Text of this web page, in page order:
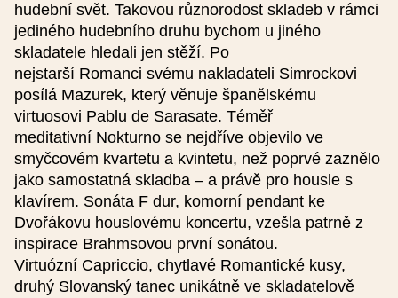
hudební svět. Takovou různorodost skladeb v rámci
jediného hudebního druhu bychom u jiného
skladatele hledali jen stěží. Po
nejstarší Romanci svému nakladateli Simrockovi
posílá Mazurek, který věnuje španělskému
virtuosovi Pablu de Sarasate. Téměř
meditativní Nokturno se nejdříve objevilo ve
smyčcovém kvartetu a kvintetu, než poprvé zaznělo
jako samostatná skladba – a právě pro housle s
klavírem. Sonáta F dur, komorní pendant ke
Dvořákovu houslovému koncertu, vzešla patrně z
inspirace Brahmsovou první sonátou.
Virtuózní Capriccio, chytlavé Romantické kusy,
druhý Slovanský tanec unikátně ve skladatelově
Podrobnosti
Typ události
Obrázek (nepovinné), optimálně 624 x 412 px
Jde o akci konanou v rámci projektu
Smetana200